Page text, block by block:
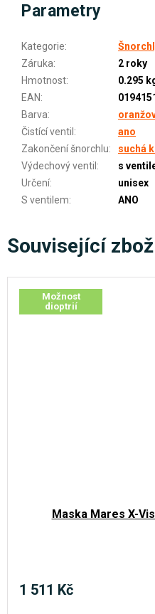
Parametry
Kategorie:
Záruka:
2 roky
Hmotnost:
0.295
EAN:
Barva:
Čistící ventil :
ano
Zakončení šnorchlu:
suchá
Výdechový ventil :
s
Určení:
unisex
S ventilem: ANO
Související
Možnost
dioptrií
Maska Mares X-
1 511 Kč